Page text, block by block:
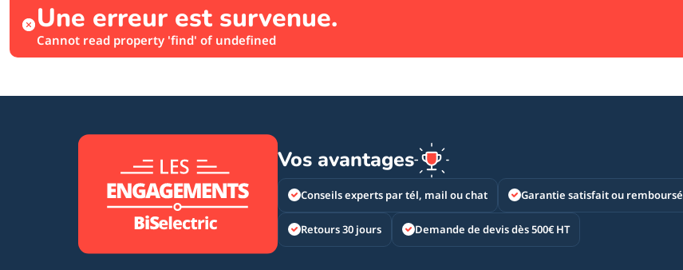
Une erreur est survenue.
Cannot read property 'find' of undefined
Vos avantages
Conseils experts par tél, mail ou chat Garantie satisfait ou remboursé
Retours 30 jours Demande de devis dès 500€ HT